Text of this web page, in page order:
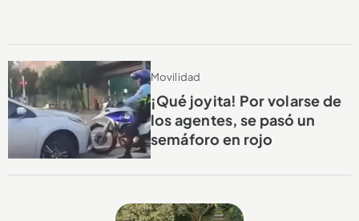
Movilidad
¡Qué joyita! Por volarse de
los agentes, se pasó un
semáforo en rojo